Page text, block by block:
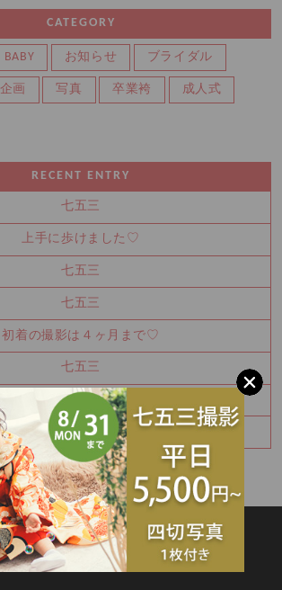
CATEGORY
BABY お知らせ ブライダル
企画 写真 卒業袴 成人式
RECENT ENTRY
七五三
上手に歩けました♡
七五三
七五三
初着の撮影は４ヶ月まで♡
七五三
七五三
梅雨ですが…
SITEMAP